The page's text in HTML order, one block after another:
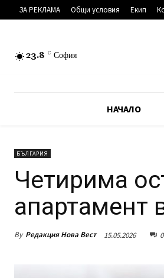
ЗА РЕКЛАМА Общи условия Екип
23.8 C София
НАЧАЛО
БЪЛГАРИЯ
Четирима
апартамент
By Редакция Нова Вест 15.05.2026 0